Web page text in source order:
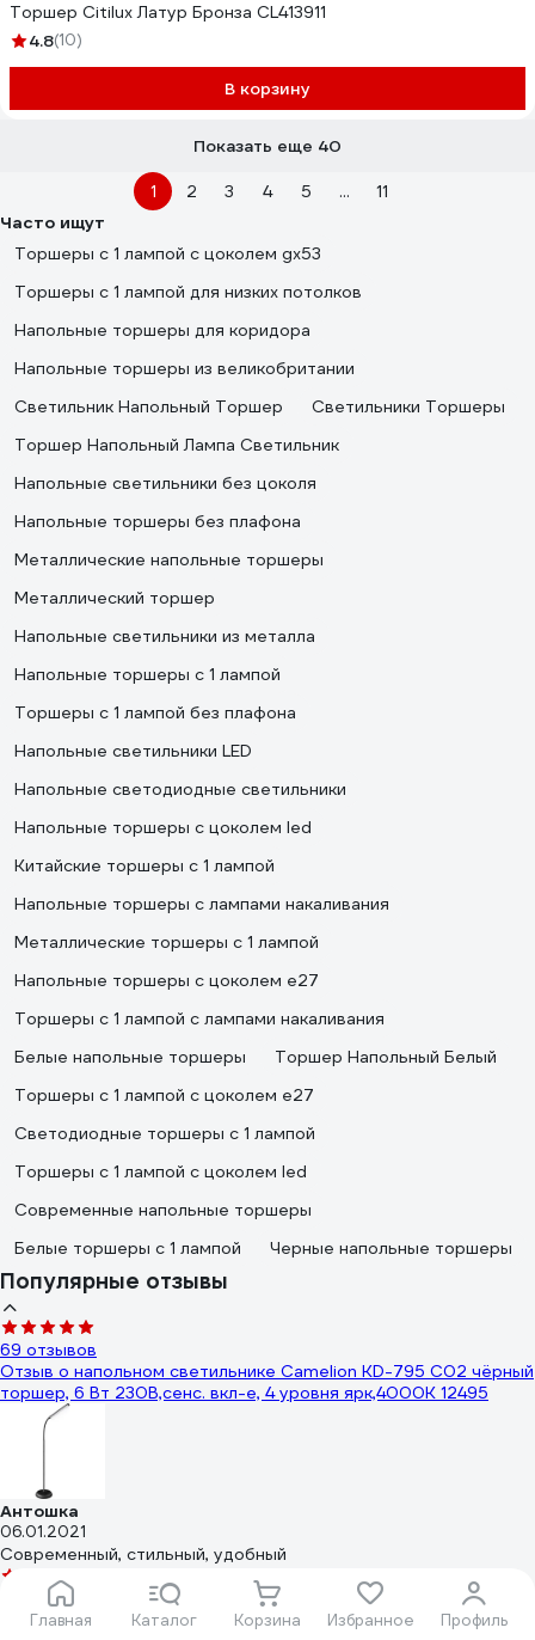
Главная Каталог Корзина Избранное Профиль
Торшер Citilux Латур Бронза CL413911
4.8(10)
В корзину
Показать еще 40
1 2 3 4 5 ...
11
Часто ищут
Торшеры с 1 лампой с цоколем gx53
Торшеры с 1 лампой для низких потолков
Напольные торшеры для коридора
Напольные торшеры из великобритании
Светильник Напольный Торшер
Светильники Торшеры
Торшер Напольный Лампа Светильник
Напольные светильники без цоколя
Напольные торшеры без плафона
Металлические напольные торшеры
Металлический торшер
Напольные светильники из металла
Напольные торшеры с 1 лампой
Торшеры с 1 лампой без плафона
Напольные светильники LED
Напольные светодиодные светильники
Напольные торшеры с цоколем led
Китайские торшеры с 1 лампой
Напольные торшеры с лампами накаливания
Металлические торшеры с 1 лампой
Напольные торшеры с цоколем e27
Торшеры с 1 лампой с лампами накаливания
Белые напольные торшеры
Торшер Напольный Белый
Торшеры с 1 лампой с цоколем e27
Светодиодные торшеры с 1 лампой
Торшеры с 1 лампой с цоколем led
Современные напольные торшеры
Белые торшеры с 1 лампой
Черные напольные торшеры
Популярные отзывы
69 отзывов
Отзыв о напольном светильнике Camelion KD-795 C02 чёрный
торшер, 6 Вт 230В,сенс. вкл-е, 4 уровня ярк,4000К 12495
Антошка
06.01.2021
Современный, стильный, удобный
16 отзывов
Отзыв о светильнике-торшере Camelion KD-332 C26 тауп